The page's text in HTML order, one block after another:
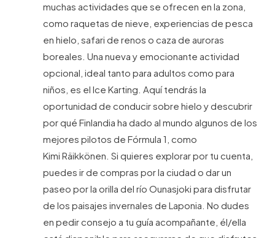
muchas actividades que se ofrecen en la zona,
como raquetas de nieve, experiencias de pesca
en hielo, safari de renos o caza de auroras
boreales. Una nueva y emocionante actividad
opcional, ideal tanto para adultos como para
niños, es el Ice Karting. Aquí tendrás la
oportunidad de conducir sobre hielo y descubrir
por qué Finlandia ha dado al mundo algunos de los
mejores pilotos de Fórmula 1, como
Kimi Räikkönen. Si quieres explorar por tu cuenta,
puedes ir de compras por la ciudad o dar un
paseo por la orilla del río Ounasjoki para disfrutar
de los paisajes invernales de Laponia. No dudes
en pedir consejo a tu guía acompañante, él/ella